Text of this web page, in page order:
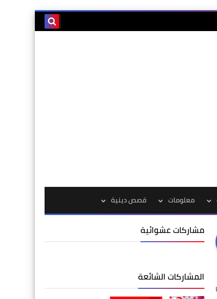
معلومات قصص دينية
مشاركات عشوائية
المشاركات الشائعة